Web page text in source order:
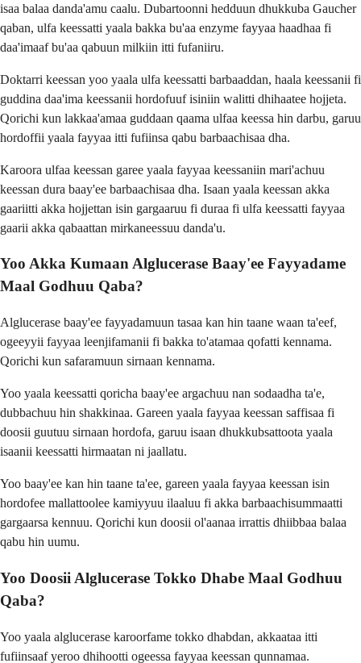
isaa balaa danda'amu caalu. Dubartoonni hedduun dhukkuba Gaucher
qaban, ulfa keessatti yaala bakka bu'aa enzyme fayyaa haadhaa fi
daa'imaaf bu'aa qabuun milkiin itti fufaniiru.
Doktarri keessan yoo yaala ulfa keessatti barbaaddan, haala keessanii fi
guddina daa'ima keessanii hordofuuf isiniin walitti dhihaatee hojjeta.
Qorichi kun lakkaa'amaa guddaan qaama ulfaa keessa hin darbu, garuu
hordoffii yaala fayyaa itti fufiinsa qabu barbaachisaa dha.
Karoora ulfaa keessan garee yaala fayyaa keessaniin mari'achuu
keessan dura baay'ee barbaachisaa dha. Isaan yaala keessan akka
gaariitti akka hojjettan isin gargaaruu fi duraa fi ulfa keessatti fayyaa
gaarii akka qabaattan mirkaneessuu danda'u.
Yoo Akka Kumaan Alglucerase Baay'ee Fayyadame
Maal Godhuu Qaba?
Alglucerase baay'ee fayyadamuun tasaa kan hin taane waan ta'eef,
ogeeyyii fayyaa leenjifamanii fi bakka to'atamaa qofatti kennama.
Qorichi kun safaramuun sirnaan kennama.
Yoo yaala keessatti qoricha baay'ee argachuu nan sodaadha ta'e,
dubbachuu hin shakkinaa. Gareen yaala fayyaa keessan saffisaa fi
doosii guutuu sirnaan hordofa, garuu isaan dhukkubsattoota yaala
isaanii keessatti hirmaatan ni jaallatu.
Yoo baay'ee kan hin taane ta'ee, gareen yaala fayyaa keessan isin
hordofee mallattoolee kamiyyuu ilaaluu fi akka barbaachisummaatti
gargaarsa kennuu. Qorichi kun doosii ol'aanaa irrattis dhiibbaa balaa
qabu hin uumu.
Yoo Doosii Alglucerase Tokko Dhabe Maal Godhuu
Qaba?
Yoo yaala alglucerase karoorfame tokko dhabdan, akkaataa itti
fufiinsaaf yeroo dhihootti ogeessa fayyaa keessan qunnamaa.